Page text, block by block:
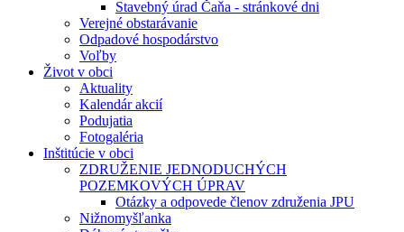
Stavebný úrad Čaňa - stránkové dni
Verejné obstarávanie
Odpadové hospodárstvo
Voľby
Život v obci
Aktuality
Kalendár akcií
Podujatia
Fotogaléria
Inštitúcie v obci
ZDRUŽENIE JEDNODUCHÝCH
POZEMKOVÝCH ÚPRAV
Otázky a odpovede členov združenia JPU
Nižnomyšľanka